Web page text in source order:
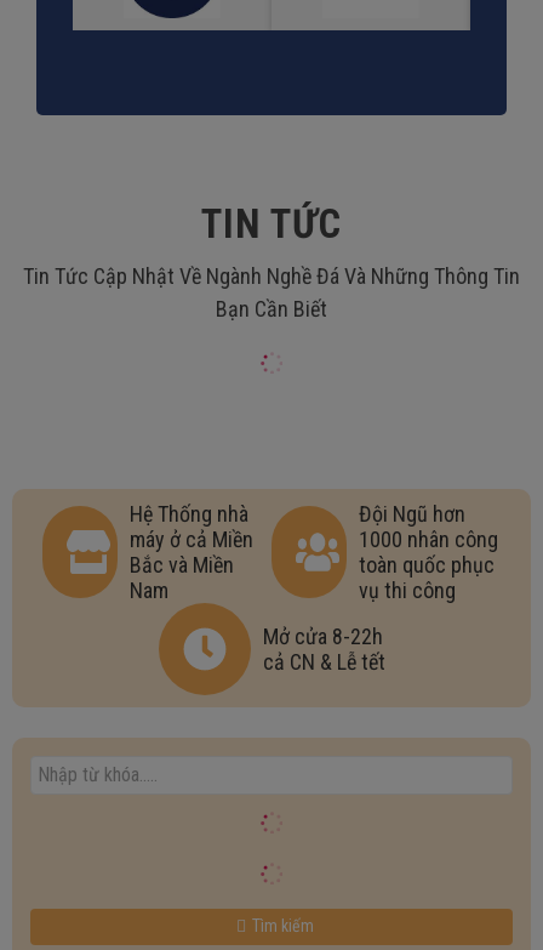
TIN TỨC
Tin Tức Cập Nhật Về Ngành Nghề Đá Và Những Thông Tin
Bạn Cần Biết
Tìm kiếm
Hệ Thống nhà
máy ở cả Miền
Bắc và Miền
Nam
Đội Ngũ hơn
1000 nhân công
toàn quốc phục
vụ thi công
Mở cửa 8-22h
cả CN & Lễ tết